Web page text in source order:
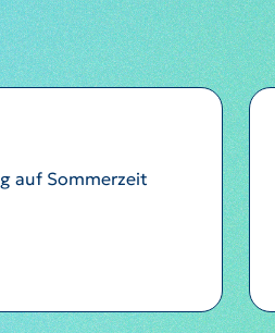
auf Sommerzeit